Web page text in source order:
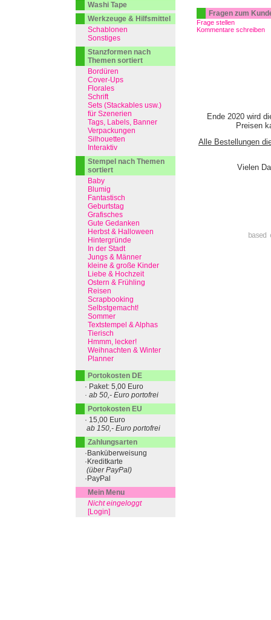
Fragen zum
Frage stellen
Kommentare schreiben
Ende 2020 wird
Preisen
Alle Bestellungen
Vielen
Washi Tape
Werkzeuge & Hilfsmittel
Schablonen
Sonstiges
Stanzformen nach
Themen sortiert
Bordüren
Cover-Ups
Florales
Schrift
Sets (Stackables usw.)
für Szenerien
Tags, Labels, Banner
Verpackungen
Silhouetten
Interaktiv
Stempel nach Themen
sortiert
Baby
Blumig
Fantastisch
Geburtstag
Grafisches
Gute Gedanken
Herbst & Halloween
Hintergründe
In der Stadt
Jungs & Männer
kleine & große Kinder
Liebe & Hochzeit
Ostern & Frühling
Reisen
Scrapbooking
Selbstgemacht!
Sommer
Textstempel & Alphas
Tierisch
Hmmm, lecker!
Weihnachten & Winter
Planner
Portokosten DE
· Paket: 5,00 Euro
· ab 50,- Euro portofrei
Portokosten EU
· 15,00 Euro
ab 150,- Euro portofrei
Zahlungsarten
·Banküberweisung
·Kreditkarte
(über PayPal)
·PayPal
Mein Menu
Nicht eingeloggt
[Login]